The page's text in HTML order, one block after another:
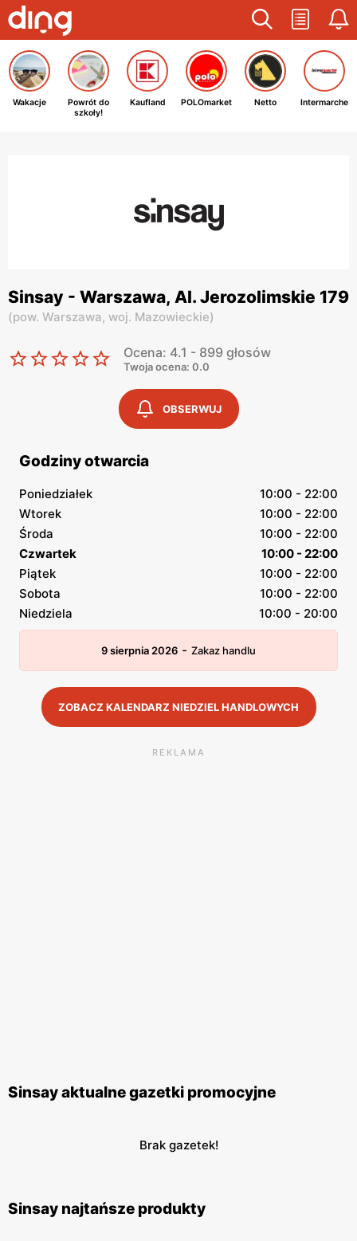
Wakacje
Powrót do
szkoły!
Kaufland POLOmarket Netto Intermarche
Sinsay - Warszawa, Al. Jerozolimskie 179
(pow. Warszawa, woj. Mazowieckie)
Ocena: 4.1 - 899 głosów
Twoja ocena: 0.0
OBSERWUJ
Godziny otwarcia
Poniedziałek
10:00 - 22:00
Wtorek
10:00 - 22:00
Środa
10:00 - 22:00
Czwartek
10:00 - 22:00
Piątek
10:00 - 22:00
Sobota
10:00 - 22:00
Niedziela
10:00 - 20:00
9 sierpnia 2026 - Zakaz handlu
ZOBACZ KALENDARZ NIEDZIEL HANDLOWYCH
REKLAMA
Sinsay aktualne gazetki promocyjne
Brak gazetek!
Sinsay najtańsze produkty